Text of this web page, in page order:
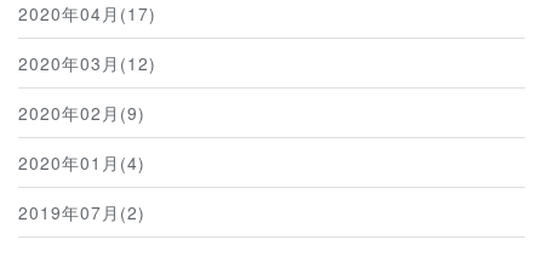
2020年04月(17)
2020年03月(12)
2020年02月(9)
2020年01月(4)
2019年07月(2)